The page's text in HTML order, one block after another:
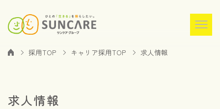
採用TOP キャリア採用TOP 求人情報
求人情報